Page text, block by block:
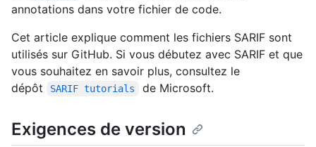
annotations dans votre fichier de code.
Cet article explique comment les fichiers SARIF sont
utilisés sur GitHub. Si vous débutez avec SARIF et que
vous souhaitez en savoir plus, consultez le
dépôt
SARIF tutorials de Microsoft.
Exigences de version